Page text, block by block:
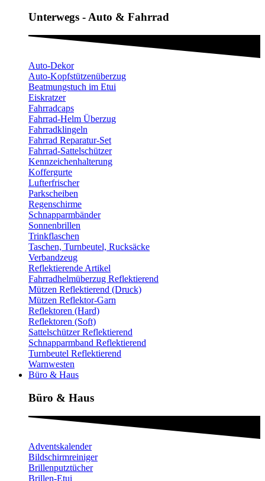
Unterwegs - Auto & Fahrrad
Auto-Dekor
Auto-Kopfstützenüberzug
Beatmungstuch im Etui
Eiskratzer
Fahrradcaps
Fahrrad-Helm Überzug
Fahrradklingeln
Fahrrad Reparatur-Set
Fahrrad-Sattelschützer
Kennzeichenhalterung
Koffergurte
Lufterfrischer
Parkscheiben
Regenschirme
Schnapparmbänder
Sonnenbrillen
Trinkflaschen
Taschen, Turnbeutel, Rucksäcke
Verbandzeug
Reflektierende Artikel
Fahrradhelmüberzug Reflektierend
Mützen Reflektierend (Druck)
Mützen Reflektor-Garn
Reflektoren (Hard)
Reflektoren (Soft)
Sattelschützer Reflektierend
Schnapparmband Reflektierend
Turnbeutel Reflektierend
Warnwesten
Büro & Haus
Büro & Haus
Adventskalender
Bildschirmreiniger
Brillenputztücher
Brillen-Etui